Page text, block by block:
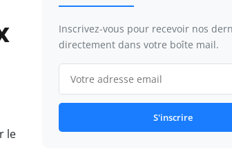
le
Inscrivez-vous pour recevoir nos
directement dans votre boîte mail.
S'inscrire